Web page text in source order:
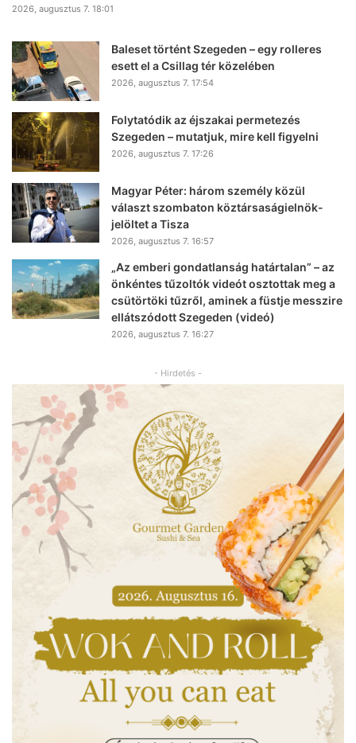
2026, augusztus 7. 18:01
Baleset történt Szegeden – egy rolleres
esett el a Csillag tér közelében
2026, augusztus 7. 17:54
Folytatódik az éjszakai permetezés
Szegeden – mutatjuk, mire kell figyelni
2026, augusztus 7. 17:26
Magyar Péter: három személy közül
választ szombaton köztársaságielnök-
jelöltet a Tisza
2026, augusztus 7. 16:57
„Az emberi gondatlanság határtalan” – az
önkéntes tűzoltók videót osztottak meg a
csütörtöki tűzről, aminek a füstje messzire
ellátszódott Szegeden (videó)
2026, augusztus 7. 16:27
- Hirdetés -